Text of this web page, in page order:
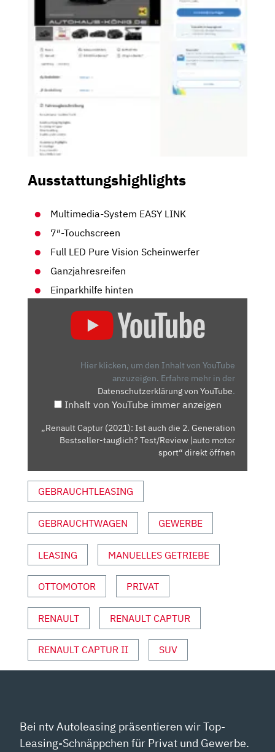
Ausstattungshighlights
Multimedia-System EASY LINK
7″-Touchscreen
Full LED Pure Vision Scheinwerfer
Ganzjahresreifen
Einparkhilfe hinten
GENERATION
BESTSELLER-
TAUGLICH?
MOTOR
SPORT“
VON
YOUTUBE
Hier klicken, um den Inhalt von YouTube
anzuzeigen. Erfahre mehr in der
Datenschutzerklärung von YouTube.
Inhalt von YouTube immer anzeigen
„Renault Captur (2021): Ist auch die 2. Generation
Bestseller-tauglich? Test/Review |auto motor
sport“ direkt öffnen
GEBRAUCHTLEASING
GEBRAUCHTWAGEN GEWERBE
LEASING MANUELLES GETRIEBE
OTTOMOTOR PRIVAT
RENAULT RENAULT CAPTUR
RENAULT CAPTUR II SUV
Bei ntv Autoleasing präsentieren wir Top-
Leasing-Schnäppchen für Privat und Gewerbe.